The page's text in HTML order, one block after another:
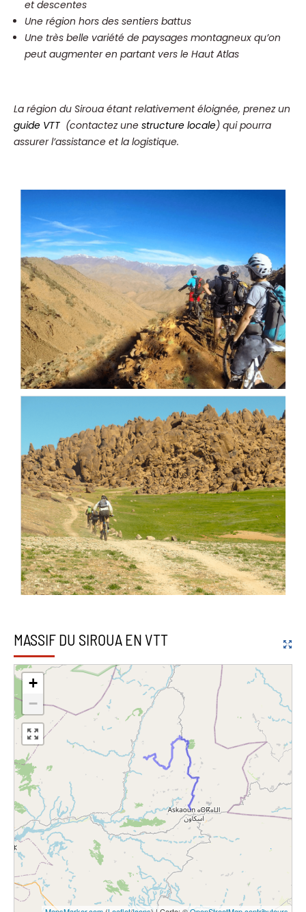
et descentes
Une région hors des sentiers battus
Une très belle variété de paysages montagneux qu’on
peut augmenter en partant vers le Haut Atlas
La région du Siroua étant relativement éloignée, prenez un
guide VTT (contactez une structure locale) qui pourra
assurer l’assistance et la logistique.
MASSIF DU SIROUA EN VTT
+
−